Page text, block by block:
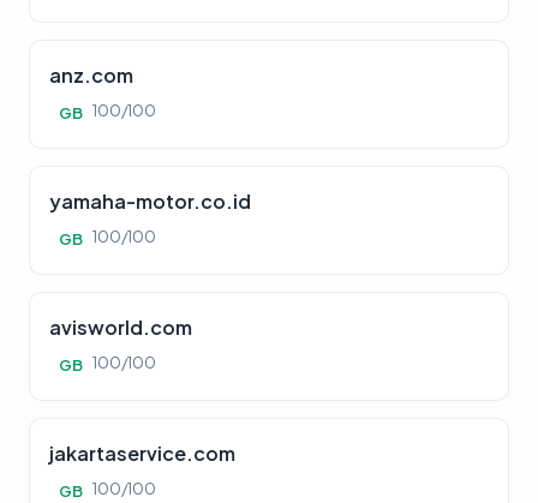
anz.com
GB 100/100
yamaha-motor.co.id
GB 100/100
avisworld.com
GB 100/100
jakartaservice.com
GB 100/100